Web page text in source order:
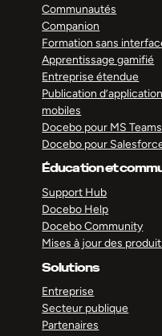
Communautés
Companion
Formation sans
Apprentissage gamifié
Entreprise étendue
Publication
mobiles
Docebo pour MS Teams
Docebo pour
Éducation et
Support Hub
Docebo Help
Docebo Community
Mises à jour des
Solutions
Entreprise
Secteur publique
Partenaires